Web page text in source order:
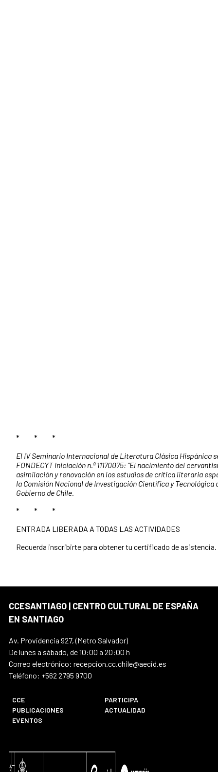
* * *
El IV Seminario Internacional de Literatura Clásica Hispánica
FONDECYT Iniciación n.º 11170075: “El nacimiento del
asimilación y renovación en los estudios de crítica literaria
la Comisión Nacional de Investigación Científica y Tecnológica
Gobierno de Chile.
* * *
ENTRADA LIBERADA A TODAS LAS ACTIVIDADES
Recuerda inscribirte para obtener tu certificado de asistencia.
CCESANTIAGO | CENTRO CULTURAL DE ESPAÑA
EN SANTIAGO
Av. Providencia 927, (Metro Salvador)
De lunes a sábado, de 10:00 a 20:00 h
Correo electrónico: recepcion.cc.chile@aecid.es
Teléfono: +562 2795 9700
CCE
PARTICIPA
PUBLICACIONES
ACTUALIDAD
EVENTOS